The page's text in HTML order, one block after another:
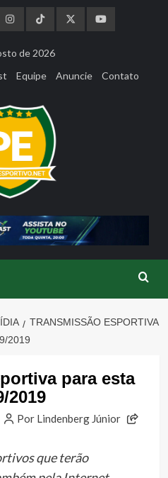
de 2026
Equipe Anuncie Contato
TRANSMISSÃO ESPORTIVA
2019
para esta
2019
Por Lindenberg Júnior
que terão